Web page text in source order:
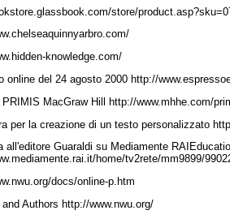
store/
knowledge.com/
online del 24 agosto 2000 http://
PRIMIS MacGraw Hill http://www.mhhe.com/
per la creazione di un testo personalizzato
all'editore Guaraldi su Mediamente
home/tv2rete/mm9899/
docs/online-p.htm
and Authors http://www.nwu.org/